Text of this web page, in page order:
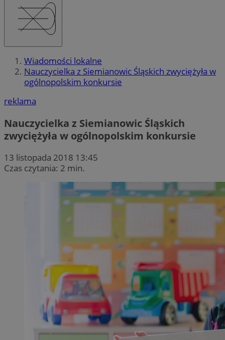
Wiadomości lokalne
Nauczycielka z Siemianowic Śląskich zwyciężyła w
ogólnopolskim konkursie
reklama
Nauczycielka z Siemianowic Śląskich
zwyciężyła w ogólnopolskim konkursie
13 listopada 2018 13:45
Czas czytania: 2 min.